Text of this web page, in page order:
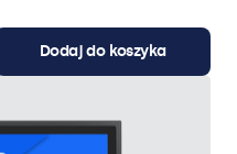
Dodaj do koszyka